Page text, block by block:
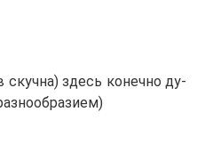
скуч­на) здесь ко­неч­но ду­